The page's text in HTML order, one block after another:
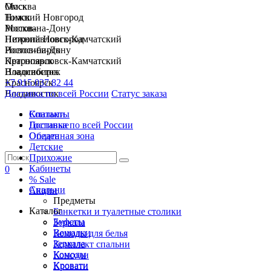
Москва
Нижний Новгород
Ростов-на-Дону
Петропавловск-Камчатский
Новосибирск
Красноярск
Владивосток
+7 915 037 82 44
Доставка по всей России Статус заказа
Спальни
Гостиные
Обеденная зона
Детские
Прихожие
Кабинеты
% Sale
Акции
Каталог
Буфеты
Вешалки
Зеркала
Комоды
Кровати
Омск
Томск
Москва
Нижний Новгород
Ростов-на-Дону
Петропавловск-Камчатский
Новосибирск
Красноярск
Владивосток
Контакты
Доставка по всей России
Оплата
0
Спальни
Предметы
Банкетки и туалетные столики
Зеркала
Комоды для белья
Комплект спальни
Консоли
Кровати